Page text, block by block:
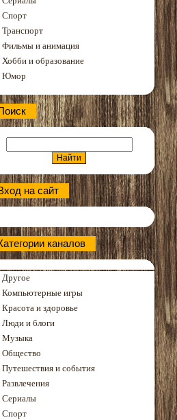
Спорт
Транспорт
Фильмы и анимация
Хобби и образование
Юмор
на сайт
каналов
Другое
Компьютерные игры
Красота и здоровье
Люди и блоги
Музыка
Общество
Путешествия и события
Развлечения
Сериалы
Спорт